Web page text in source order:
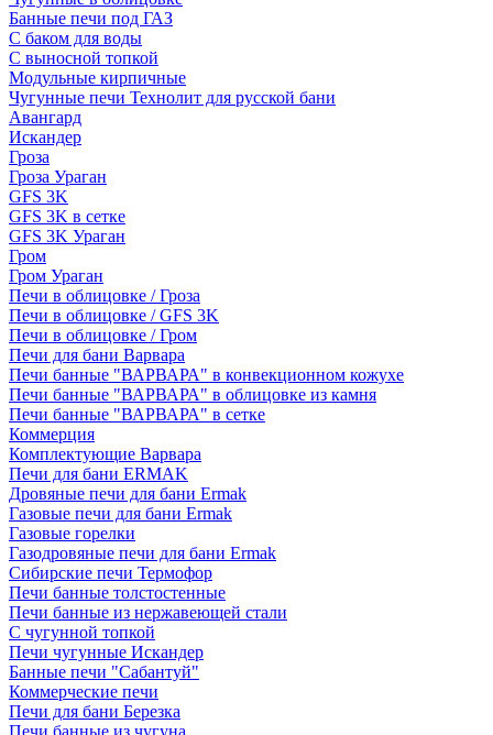
Банные печи под ГАЗ
С баком для воды
С выносной топкой
Модульные кирпичные
Чугунные печи Технолит для русской бани
Авангард
Искандер
Гроза
Гроза Ураган
GFS 3K
GFS 3K в сетке
GFS 3K Ураган
Гром
Гром Ураган
Печи в облицовке / Гроза
Печи в облицовке / GFS 3K
Печи в облицовке / Гром
Печи для бани Варвара
Печи банные "ВАРВАРА" в конвекционном кожухе
Печи банные "ВАРВАРА" в облицовке из камня
Печи банные "ВАРВАРА" в сетке
Коммерция
Комплектующие Варвара
Печи для бани ERMAK
Дровяные печи для бани Ermak
Газовые печи для бани Ermak
Газовые горелки
Газодровяные печи для бани Ermak
Сибирские печи Термофор
Печи банные толстостенные
Печи банные из нержавеющей стали
С чугунной топкой
Печи чугунные Искандер
Банные печи "Сабантуй"
Коммерческие печи
Печи для бани Березка
Печи банные из чугуна